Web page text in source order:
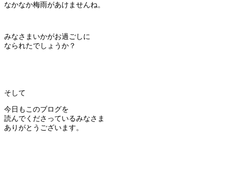
なかなか梅雨があけませんね。
みなさまいかがお過ごしに
なられたでしょうか？
そして
今日もこのブログを
読んでくださっているみなさま
ありがとうございます。